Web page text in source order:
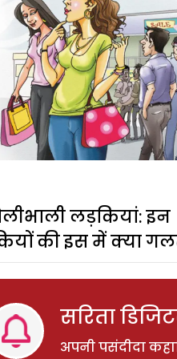
लड़कियां: इन
की इस में क्या
सरिता
अपनी पसंदीदा